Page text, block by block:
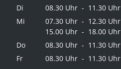
Di
08.30 Uhr - 11.30 Uhr
Mi
07.30 Uhr - 12.30 Uhr
15.00 Uhr - 18.00 Uhr
Do
08.30 Uhr - 11.30 Uhr
Fr
08.30 Uhr - 11.30 Uhr